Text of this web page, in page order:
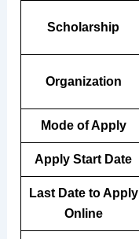
Scholarship
Organization
Mode of Apply
Apply Start Date
Last Date to Apply
Online